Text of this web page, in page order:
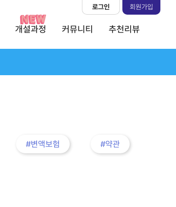
개설과정 커뮤니티 추천리뷰
로그인 회원가입
#변액보험 #약관